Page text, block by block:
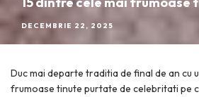
DECEMBRIE 22, 2025
Duc mai departe traditia de final de an cu
frumoase tinute purtate de celebritati pe